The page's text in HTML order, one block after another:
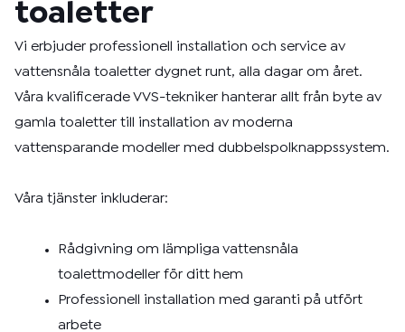
toaletter
Vi erbjuder professionell installation och service av
vattensnåla toaletter dygnet runt, alla dagar om året.
Våra kvalificerade VVS-tekniker hanterar allt från byte av
gamla toaletter till installation av moderna
vattensparande modeller med dubbelspolknappssystem.
Våra tjänster inkluderar:
Rådgivning om lämpliga vattensnåla
toalettmodeller för ditt hem
Professionell installation med garanti på utfört
arbete